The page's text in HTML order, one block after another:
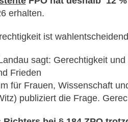
erhalten.
ist
sagt: Gerechtigkeit und
Frieden
für Frauen, Wissenschaft
publiziert die Frage.